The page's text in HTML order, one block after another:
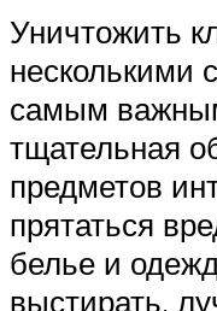
Уничтожить
несколькими
самым
тщательная
предметов
прятаться
белье и
выстирать,